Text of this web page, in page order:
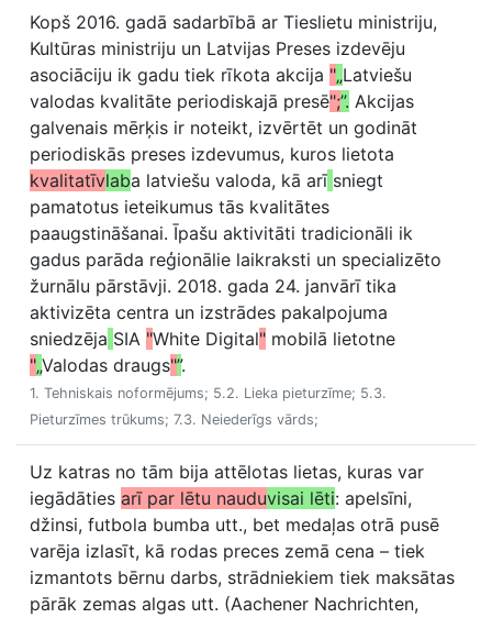
Kopš 2016. gadā sadarbībā ar Tieslietu ministriju,
Kultūras ministriju un Latvijas Preses izdevēju
asociāciju ik gadu tiek rīkota akcija "„Latviešu
valodas kvalitāte periodiskajā presē";”. Akcijas
galvenais mērķis ir noteikt, izvērtēt un godināt
periodiskās preses izdevumus, kuros lietota
kvalitatīvlaba latviešu valoda, kā arī sniegt
pamatotus ieteikumus tās kvalitātes
paaugstināšanai. Īpašu aktivitāti tradicionāli ik
gadus parāda reģionālie laikraksti un specializēto
žurnālu pārstāvji. 2018. gada 24. janvārī tika
aktivizēta centra un izstrādes pakalpojuma
sniedzēja SIA "White Digital" mobilā lietotne
"„Valodas draugs"”.
1. Tehniskais noformējums; 5.2. Lieka pieturzīme; 5.3.
Pieturzīmes trūkums; 7.3. Neiederīgs vārds;
Uz katras no tām bija attēlotas lietas, kuras var
iegādāties arī par lētu nauduvisai lēti: apelsīni,
džinsi, futbola bumba utt., bet medaļas otrā pusē
varēja izlasīt, kā rodas preces zemā cena – tiek
izmantots bērnu darbs, strādniekiem tiek maksātas
pārāk zemas algas utt. (Aachener Nachrichten,